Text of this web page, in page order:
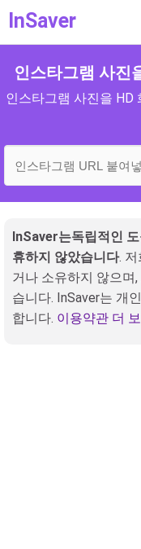
InSaver
인스타그램 사진
인스타그램 사진을 HD
InSaver는독립적인
휴하지 않았습니다.
거나 소유하지 않으며
습니다. InSaver는 개
합니다. 이용약관 더